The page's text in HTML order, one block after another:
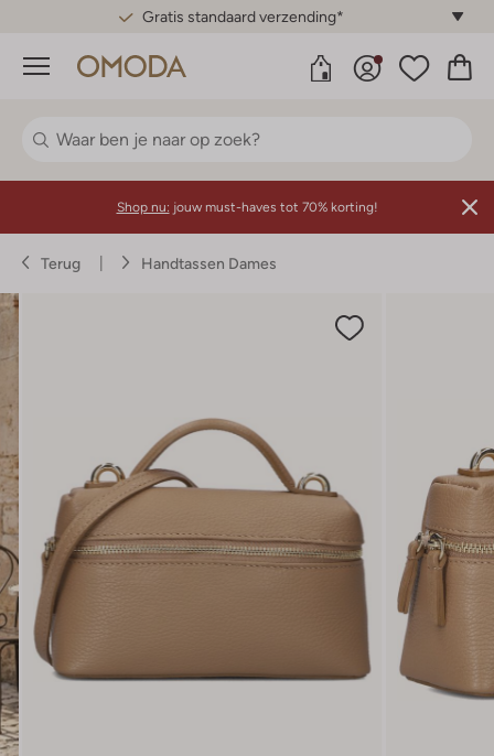
Gratis standaard verzending*
Menu
Shop nu: jouw must-haves tot 70% korting!
Terug Handtassen Dames